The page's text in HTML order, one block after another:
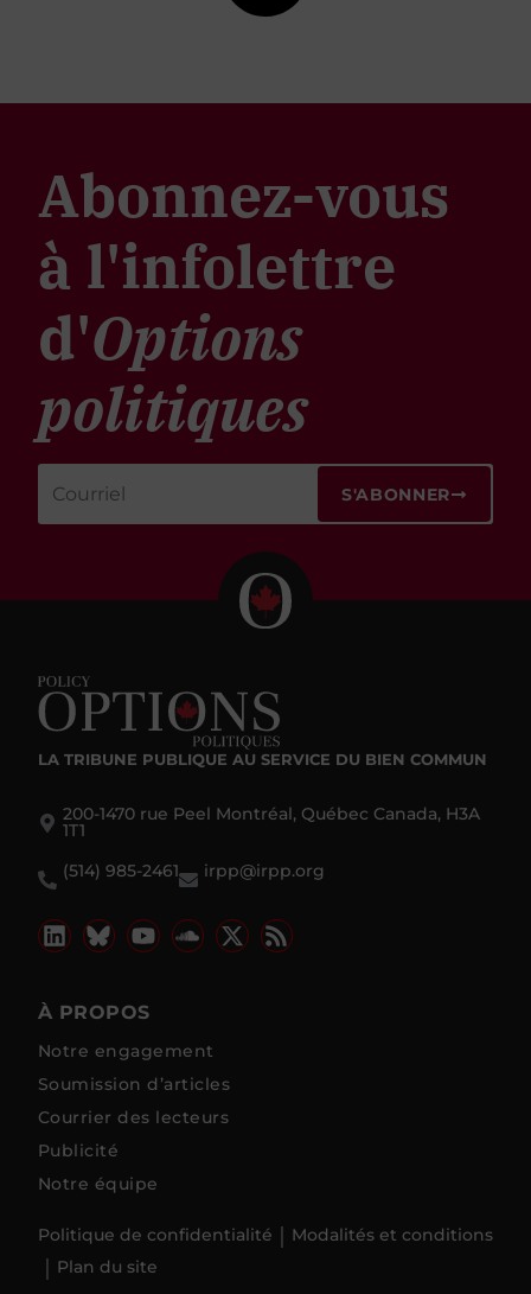
Abonnez-vous
à l'infolettre
d'Options
politiques
S'ABONNER
LA TRIBUNE PUBLIQUE AU SERVICE DU BIEN COMMUN
200-1470 rue Peel Montréal, Québec Canada, H3A
1T1
(514) 985-2461
irpp@irpp.org
À PROPOS
Notre engagement
Soumission d’articles
Courrier des lecteurs
Publicité
Notre équipe
Politique de confidentialité
Modalités et conditions
Plan du site